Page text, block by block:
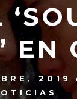
EN
2019